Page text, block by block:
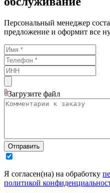
Персональный менеджер
предложение и оформит все
Загрузите файл
Отправить
Я согласен(на) на обработку
политикой